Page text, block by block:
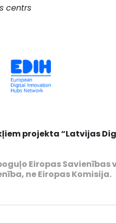
centrs
projekta “Latvijas
Eiropas Savienības
ne Eiropas Komisija.